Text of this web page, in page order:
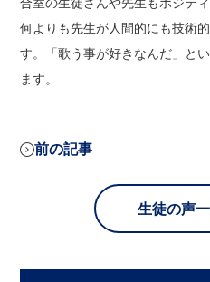
合室の生徒さんや先生もポジティ
何よりも先生が人間的にも技術
す。「歌う事が好きなんだ」と
ます。
前の記事
生徒の声